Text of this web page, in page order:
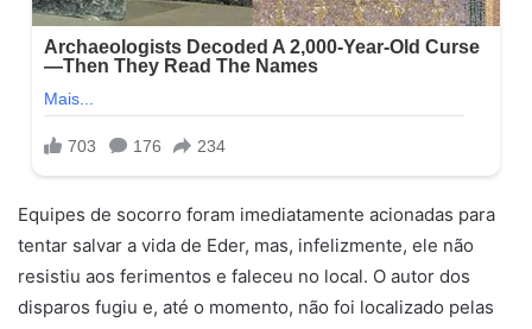
Equipes de socorro foram imediatamente acionadas para
tentar salvar a vida de Eder, mas, infelizmente, ele não
resistiu aos ferimentos e faleceu no local. O autor dos
disparos fugiu e, até o momento, não foi localizado pelas